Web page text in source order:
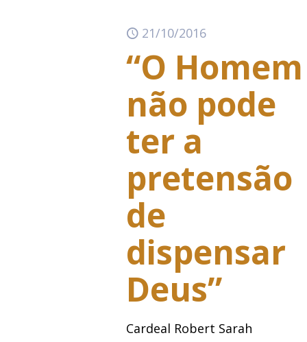
21/10/2016
“O Homem
não pode
ter a
pretensão
de
dispensar
Deus”
Cardeal Robert Sarah